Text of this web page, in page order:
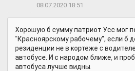
08.07.2020 18:51
Хорошую б сумму патриот Усс мог
"Красноярскому рабочему", если б
резиденции не в кортеже с
автобусе. И с народом ближе, и
автобуса лучше видны.